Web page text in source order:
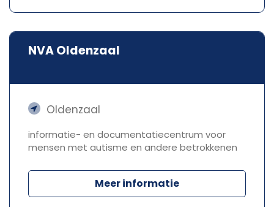
NVA Oldenzaal
Oldenzaal
informatie- en documentatiecentrum voor
mensen met autisme en andere betrokkenen
Meer informatie